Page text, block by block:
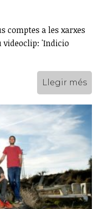
comptes a les xarxes
videoclip: 'Indicio
Llegir més